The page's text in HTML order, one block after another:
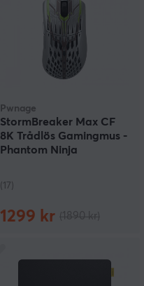
Pwnage
StormBreaker Max CF
8K Trådlös Gamingmus -
Phantom Ninja
(17)
1299 kr